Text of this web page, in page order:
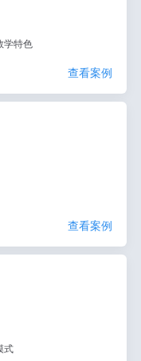
学特色
查看案例
查看案例
式